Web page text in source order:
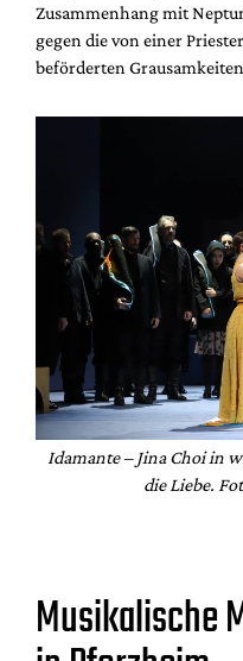
Zusammenhang mit
gegen die von einer
beförderten
Idamante – Jina Choi in
die Liebe.
Musikalische